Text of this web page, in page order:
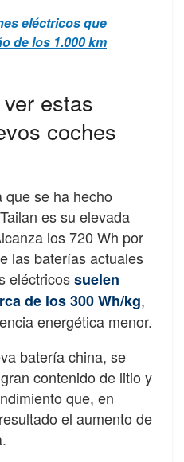
eléctricos que
de los 1.000 km
estas
coches
que se ha hecho
es su elevada
los 720 Wh por
las baterías actuales
eléctricossuelen
de los 300 Wh/kg,
energética menor.
batería china, se
contenido de litio y
que, en
el aumento de